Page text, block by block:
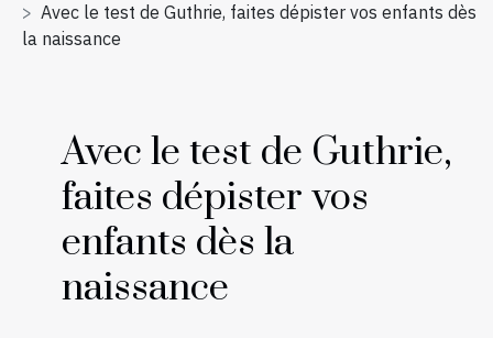
Avec le test de Guthrie, faites dépister vos enfants dès
la naissance
Avec le test de Guthrie,
faites dépister vos
enfants dès la
naissance